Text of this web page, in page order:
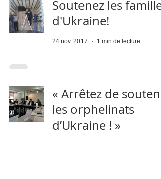
Soutenez les familles
d'Ukraine!
24 nov. 2017 1 min de lecture
« Arrêtez de soutenir
les orphelinats
d’Ukraine ! »